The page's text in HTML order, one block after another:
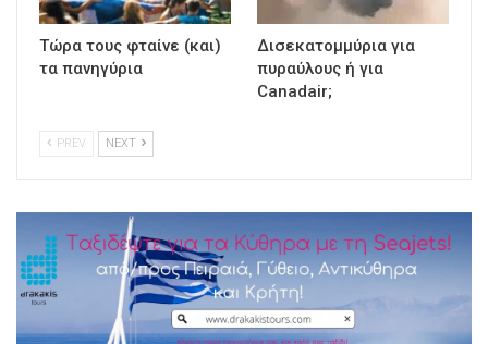
Τώρα τους φταίνε (και)
τα πανηγύρια
Δισεκατομμύρια για
πυραύλους ή για
Canadair;
PREV NEXT